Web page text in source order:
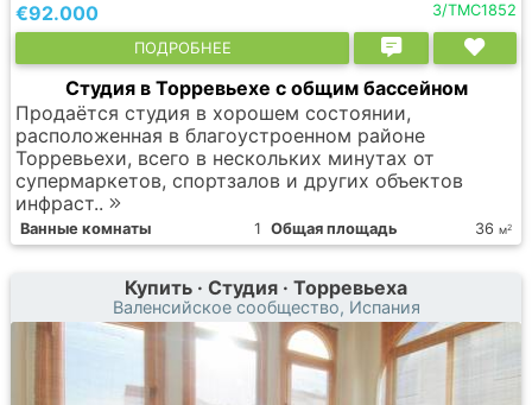
€92.000 3/TMC1852
ПОДРОБНЕЕ
Студия в Торревьехе с общим бассейном
Продаётся студия в хорошем состоянии,
расположенная в благоустроенном районе
Торревьехи, всего в нескольких минутах от
супермаркетов, спортзалов и других объектов
инфраст..
Ванные комнаты 1 Общая площадь 36 м2
Купить · Студия · Торревьеха
Валенсийское сообщество, Испания